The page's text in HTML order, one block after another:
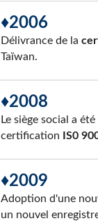
♦2006
Délivrance de la
Taïwan.
♦2008
Le siège social a
certification
IS0
♦2009
Adoption d'une
un nouvel